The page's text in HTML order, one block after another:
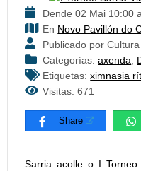
Dende 02 Mai 10:00
En Novo Pavillón do
Publicado por Cultura
Categorías:axenda,
Etiquetas:ximnasia
Visitas: 671
Share
Sarria acolle o I